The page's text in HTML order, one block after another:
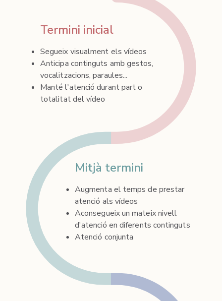
Termini inicial
Segueix visualment els vídeos
Anticipa continguts amb gestos,
vocalitzacions, paraules...
Manté l'atenció durant part o
totalitat del vídeo
Mitjà termini
Augmenta el temps de prestar
atenció als vídeos
Aconsegueix un mateix nivell
d'atenció en diferents continguts
Atenció conjunta